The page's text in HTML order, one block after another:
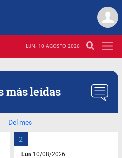
LUN. 10 AGOSTO 2026
másleídas
Del mes
Lun 10/08/2026